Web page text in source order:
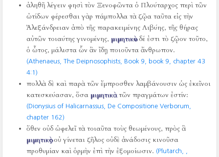
ἀληθῆ λέγειν φησὶ τὸν Ξενοφῶντα ὁ Πλούταρχος περὶ τῶν
ὠτίδων φέρεσθαι γὰρ πάμπολλα τὰ ζῷα ταῦτα εἰς τὴν
Ἀλεξάνδρειαν ἀπὸ τῆς παρακειμένης Λιβύης, τῆς θήρας
αὐτῶν τοιαύτης γινομένης, μιμητικὸνδέ ἐστι τὸ ζῷον τοῦτο,
ὁ ὦτος, μάλιστα ὧν ἂν ἴδῃ ποιοῦντα ἄνθρωπον.
(Athenaeus, The Deipnosophists, Book 9, book 9, chapter 43
4:1)
πολλὰ δὲ καὶ παρὰ τῶν ἔμπροσθεν λαμβάνουσιν ὡς ἐκεῖνοι
κατεσκεύασαν, ὅσα μιμητικὰτῶν πραγμάτων ἐστίν:
(Dionysius of Halicarnassus, De Compositione Verborum,
chapter 162)
ὅθεν οὐδ ὠφελεῖ τὰ τοιαῦτα τοὺς θεωμένους, πρὸς ἃ
μιμητικὸςοὐ γίνεται ζῆλος οὐδὲ ἀνάδοσις κινοῦσα
προθυμίαν καὶ ὁρμὴν ἐπὶ τὴν ἐξομοίωσιν. (Plutarch,